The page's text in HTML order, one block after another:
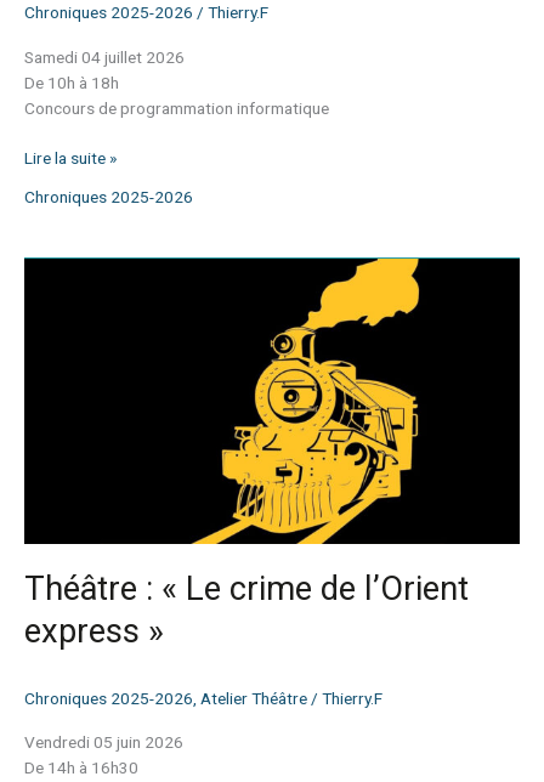
Chroniques 2025-2026 / Thierry.F
Samedi 04 juillet 2026
De 10h à 18h
Concours de programmation informatique
Lire la suite »
Chroniques 2025-2026
Théâtre : « Le crime de l’Orient
express »
Chroniques 2025-2026 Atelier Théâtre / Thierry.F
Vendredi 05 juin 2026
De 14h à 16h30